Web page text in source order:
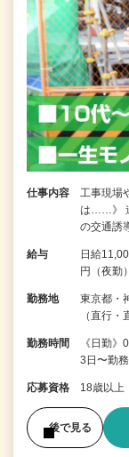
仕事内容
工事現場
は……》
の交通誘
給与
日給
円（夜勤）
勤務地
東京都・
（直行・
勤務時間
《日勤
3日〜勤
応募資格 18歳以上
後で見る